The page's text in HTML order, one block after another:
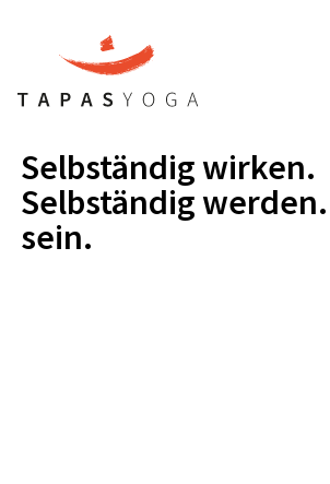
Selbständig wirken.
Selbständig
sein.